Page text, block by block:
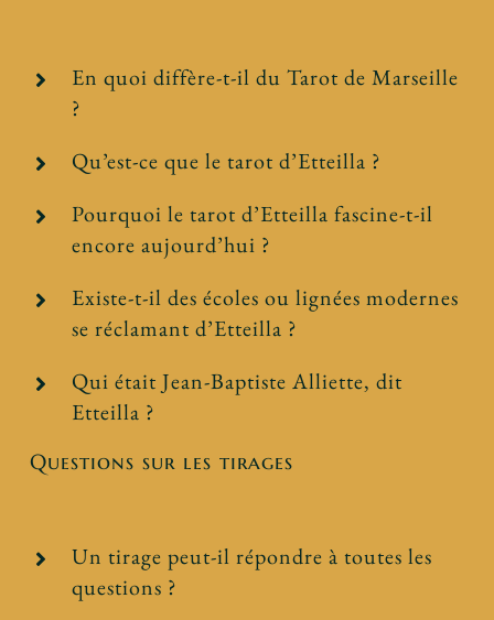
En quoi diffère-t-il du Tarot de Marseille
?
Qu’est-ce que le tarot d’Etteilla ?
Pourquoi le tarot d’Etteilla fascine-t-il
encore aujourd’hui ?
Existe-t-il des écoles ou lignées modernes
se réclamant d’Etteilla ?
Qui était Jean-Baptiste Alliette, dit
Etteilla ?
Questions sur les tirages
Un tirage peut-il répondre à toutes les
questions ?